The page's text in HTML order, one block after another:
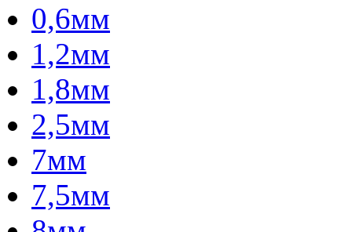
0,6мм
1,2мм
1,8мм
2,5мм
7мм
7,5мм